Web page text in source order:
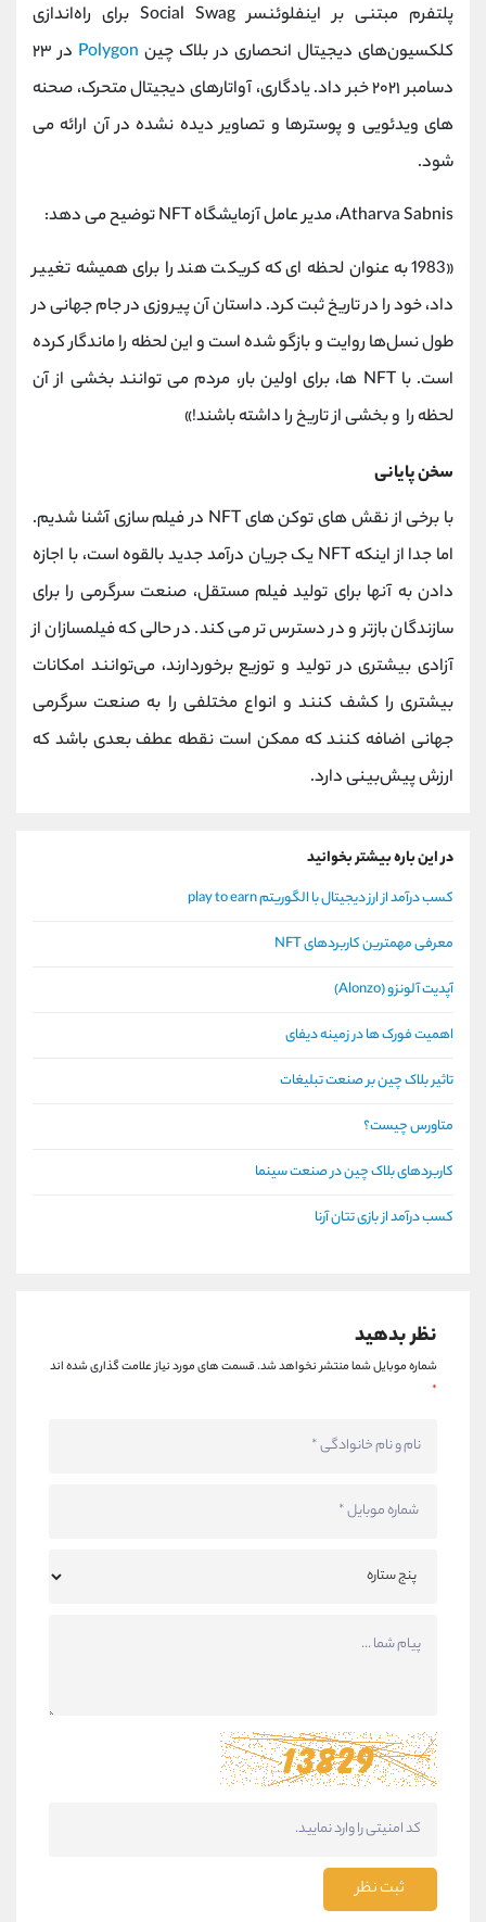
پلتفرم مبتنی بر اینفلوئنسر Social Swag برای راه‌اندازی
کلکسیون‌های دیجیتال انحصاری در بلاک چین Polygon
در ۲۳
دسامبر ۲۰۲۱ خبر داد. یادگاری، آواتارهای دیجیتال متحرک، صحنه
های ویدئویی و پوسترها و تصاویر دیده نشده در آن ارائه می
شود.
Atharva Sabnis، مدیر عامل آزمایشگاه NFT توضیح می دهد:
«1983 به عنوان لحظه ای که کریکت هند را برای همیشه تغییر
داد، خود را در تاریخ ثبت کرد. داستان آن پیروزی در جام جهانی در
طول نسل‌ها روایت و بازگو شده است و این لحظه را ماندگار کرده
است. با NFT ها، برای اولین بار، مردم می توانند بخشی از آن
لحظه را و بخشی از تاریخ را داشته باشند!»
سخن پایانی
با برخی از نقش های توکن‌ های NFT در فیلم‌ سازی آشنا شدیم.
اما جدا از اینکه NFT یک جریان درآمد جدید بالقوه است، با اجازه
دادن به آنها برای تولید فیلم مستقل، صنعت سرگرمی را برای
سازندگان بازتر و در دسترس تر می کند. در حالی که فیلمسازان از
آزادی بیشتری در تولید و توزیع برخوردارند، می‌توانند امکانات
بیشتری را کشف کنند و انواع مختلفی را به صنعت سرگرمی
جهانی اضافه کنند که ممکن است نقطه عطف بعدی باشد که
ارزش پیش‌بینی دارد.
در این باره بیشتر بخوانید
کسب درآمد از ارز دیجیتال با الگوریتم play to earn
معرفی مهمترین کاربردهای NFT
آپدیت آلونزو (Alonzo)
اهمیت فورک ها در زمینه دیفای
تاثیر بلاک چین بر صنعت تبلیغات
متاورس چیست؟
کاربردهای بلاک چین در صنعت سینما
کسب درآمد از بازی تتان آرنا
نظر بدهید
شماره موبایل شما منتشر نخواهد شد.قسمت های مورد نیاز علامت گذاری شده اند
*
ثبت نظر